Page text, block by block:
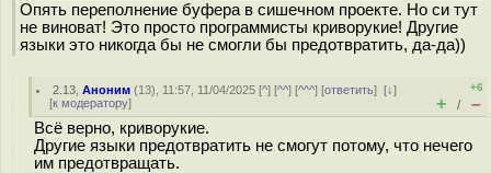
Опять переполнение буфера в сишечном проекте. Но си тут
не виноват! Это просто программисты криворукие! Другие
языки это никогда бы не смогли бы предотвратить, да-да))
2.13 ,Аноним (13), 11:57, 11/04/2025 [^] [^^] [^^^] [ответить][↓]
[к модератору]
+6
+ / –
Всё верно, криворукие.
Другие языки предотвратить не смогут потому, что нечего
им предотвращать.